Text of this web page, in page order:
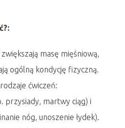
masę mięśniową,
ogólną kondycję fizyczną.
ćwiczeń:
przysiady, martwy ciąg) i
nóg, unoszenie łydek).